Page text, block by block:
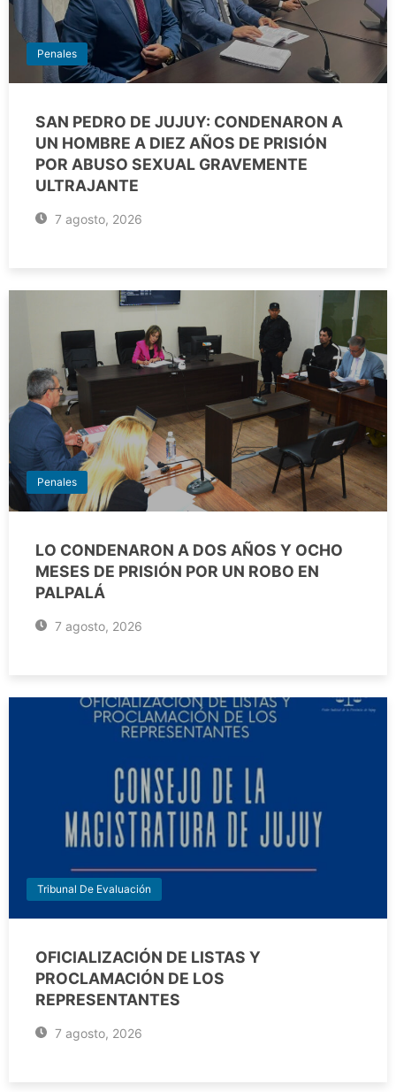
Penales
SAN PEDRO DE JUJUY: CONDENARON A
UN HOMBRE A DIEZ AÑOS DE PRISIÓN
POR ABUSO SEXUAL GRAVEMENTE
ULTRAJANTE
7 agosto, 2026
Penales
LO CONDENARON A DOS AÑOS Y OCHO
MESES DE PRISIÓN POR UN ROBO EN
PALPALÁ
7 agosto, 2026
Tribunal De Evaluación
OFICIALIZACIÓN DE LISTAS Y
PROCLAMACIÓN DE LOS
REPRESENTANTES
7 agosto, 2026